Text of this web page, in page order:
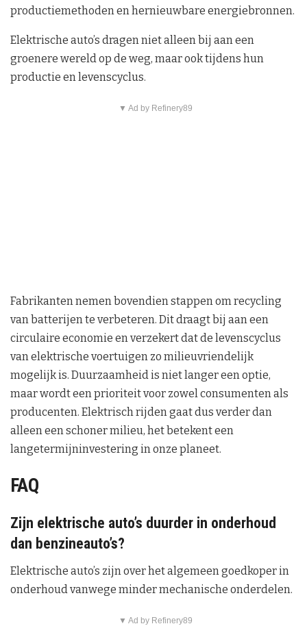
productiemethoden en hernieuwbare energiebronnen.
Elektrische auto’s dragen niet alleen bij aan een
groenere wereld op de weg, maar ook tijdens hun
productie en levenscyclus.
▼ Ad by Refinery89
Fabrikanten nemen bovendien stappen om recycling
van batterijen te verbeteren. Dit draagt bij aan een
circulaire economie en verzekert dat de levenscyclus
van elektrische voertuigen zo milieuvriendelijk
mogelijk is. Duurzaamheid is niet langer een optie,
maar wordt een prioriteit voor zowel consumenten als
producenten. Elektrisch rijden gaat dus verder dan
alleen een schoner milieu, het betekent een
langetermijninvestering in onze planeet.
FAQ
Zijn elektrische auto’s duurder in onderhoud
dan benzineauto’s?
Elektrische auto’s zijn over het algemeen goedkoper in
onderhoud vanwege minder mechanische onderdelen.
▼ Ad by Refinery89